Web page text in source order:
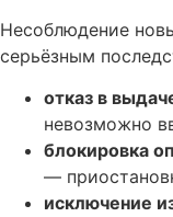
Несоблюдение
серьёзным
отказ в
невозможно
блокировка
—
исключение